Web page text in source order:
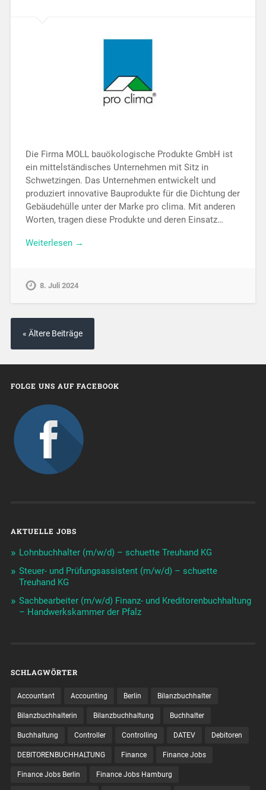
Die Firma MOLL bauökologische Produkte GmbH ist
ein mittelständisches Unternehmen mit Sitz in
Schwetzingen. Das Unternehmen entwickelt und
produziert innovative Bauprodukte für die Dichtung der
Gebäudehülle unter der Marke pro clima. Mit anderen
Worten, tragen diese Produkte und deren Einsatz…
Weiterlesen →
8. Juli 2024
« Ältere Beiträge
FOLGE UNS AUF FACEBOOK
AKTUELLE JOBS
Lohnbuchhalter (m/w/d) – schuette Treuhand KG
Steuer- und Prüfungsassistent (m/w/d) – schuette
Treuhand KG
Sachbearbeiter (m/w/d) Finanz- und Kreditorenbuchhaltung
– Handwerkskammer der Pfalz
SCHLAGWÖRTER
Accountant Accounting Berlin Bilanzbuchhalter
Bilanzbuchhalterin Bilanzbuchhaltung Buchhalter
Buchhaltung Controller Controlling DATEV Debitoren
DEBITORENBUCHHALTUNG Finance Finance Jobs
Finance Jobs Berlin Finance Jobs Hamburg